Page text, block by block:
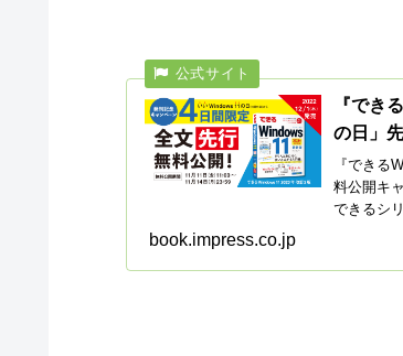
『でき
の日」
『できる
料公開キ
できるシ
book.impress.co.jp